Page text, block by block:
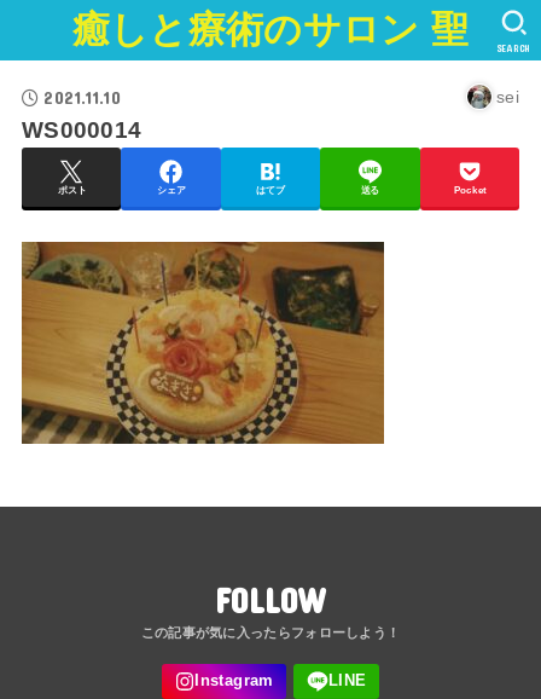
癒しと療術のサロン 聖 SEARCH
2021.11.10 sei
WS000014
ポスト シェア はてブ 送る Pocket
FOLLOW